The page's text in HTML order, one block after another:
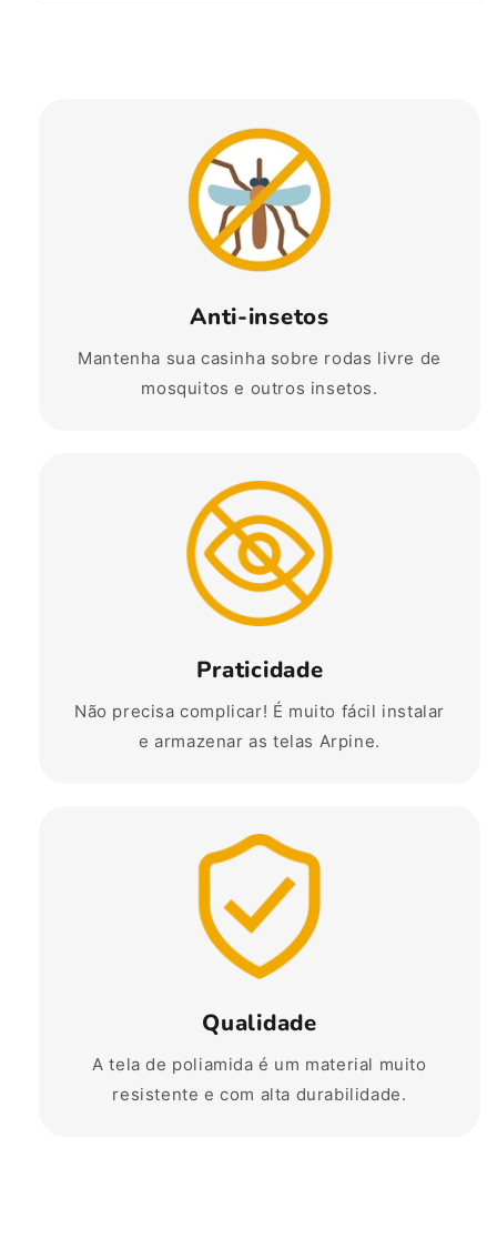
Anti-insetos
Mantenha sua casinha sobre rodas livre de
mosquitos e outros insetos.
Praticidade
Não precisa complicar! É muito fácil instalar
e armazenar as telas Arpine.
Qualidade
A tela de poliamida é um material muito
resistente e com alta durabilidade.